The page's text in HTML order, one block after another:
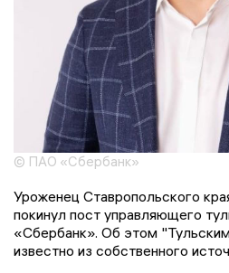
© ПАО «Сбербанк»
Уроженец Ставропольского
покинул пост управляющего
«Сбербанк». Об этом
известно из собственного